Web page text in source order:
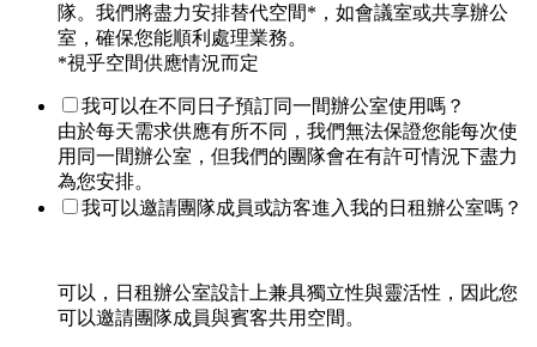
隊。我們將盡力安排替代空間*，如會議室或共享辦公
室，確保您能順利處理業務。
*視乎空間供應情況而定
我可以在不同日子預訂同一間辦公室使用嗎？
由於每天需求供應有所不同，我們無法保證您能每次使
用同一間辦公室，但我們的團隊會在有許可情況下盡力
為您安排。
我可以邀請團隊成員或訪客進入我的日租辦公室嗎？
可以，日租辦公室設計上兼具獨立性與靈活性，因此您
可以邀請團隊成員與賓客共用空間。